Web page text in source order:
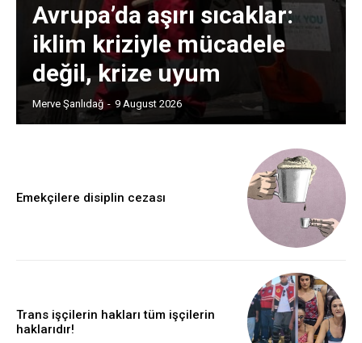
Avrupa’da aşırı sıcaklar:
iklim kriziyle mücadele
değil, krize uyum
Merve Şanlıdağ - 9 August 2026
Emekçilere disiplin cezası
Trans işçilerin hakları tüm işçilerin
haklarıdır!